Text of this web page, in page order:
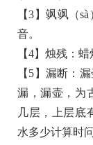
+全
文
注
释
译
文
+原
【3】飒飒（
音。
【4】烛残：
【5】漏断：
漏，漏壶，为
几层，上层底
水多少计算时